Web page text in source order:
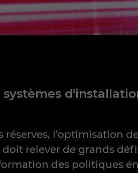
réserves, l’optimisation
relever de grands
des politiques